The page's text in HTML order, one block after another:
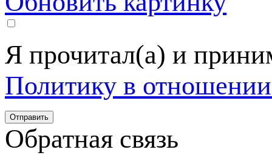
Я прочитал(а) и
Политику в
Обратная связь